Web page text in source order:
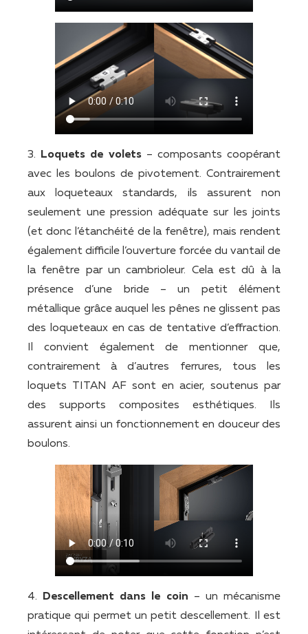
3. Loquets de volets– composants coopérant
avec les boulons de pivotement. Contrairement
aux loqueteaux standards, ils assurent non
seulement une pression adéquate sur les joints
(et donc l’étanchéité de la fenêtre), mais rendent
également difficile l’ouverture forcée du vantail de
la fenêtre par un cambrioleur. Cela est dû à la
présence d’une bride – un petit élément
métallique grâce auquel les pênes ne glissent pas
des loqueteaux en cas de tentative d’effraction.
Il convient également de mentionner que,
contrairement à d’autres ferrures, tous les
loquets TITAN AF sont en acier, soutenus par
des supports composites esthétiques. Ils
assurent ainsi un fonctionnement en douceur des
boulons.
4. Descellement dans le coin – un mécanisme
pratique qui permet un petit descellement. Il est